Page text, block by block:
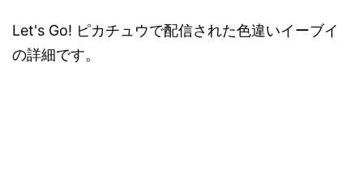
Let's Go! ピカチュウで配信された色違いイーブイ
の詳細です。